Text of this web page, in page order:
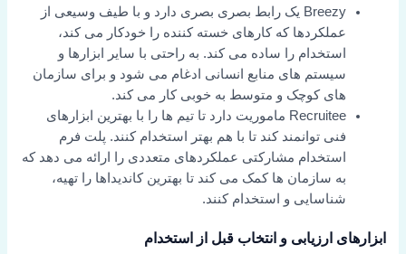
Breezy یک رابط بصری بصری دارد و با طیف وسیعی از
عملکردها که کارهای خسته کننده را خودکار می کند،
استخدام را ساده می کند. به راحتی با سایر ابزارها و
سیستم های منابع انسانی ادغام می شود و برای سازمان
های کوچک و متوسط به خوبی کار می کند.
Recruitee ماموریت دارد تا تیم ها را با بهترین ابزارهای
فنی توانمند کند تا با هم بهتر استخدام کنند. پلت فرم
استخدام مشارکتی عملکردهای متعددی را ارائه می دهد که
به سازمان ها کمک می کند تا بهترین کاندیداها را تهیه،
شناسایی و استخدام کنند.
ابزارهای ارزیابی و انتخاب قبل از استخدام